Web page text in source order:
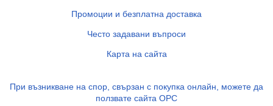
Промоции и безплатна доставка
Често задавани въпроси
Карта на сайта
При възникване на спор, свързан с покупка онлайн, можете да
ползвате сайта ОРС